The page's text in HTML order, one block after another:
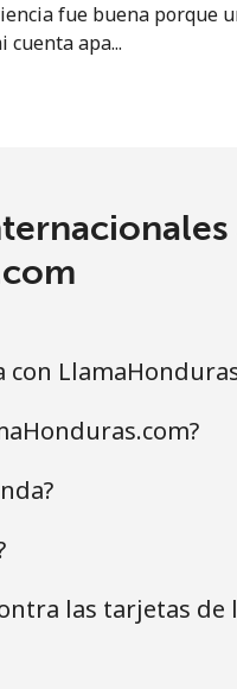
fue buena porque
cuenta apa...
las tarjetas de